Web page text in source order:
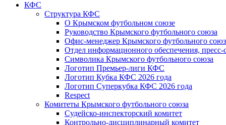
КФС
Структура КФС
О Крымском футбольном союзе
Руководство Крымского футбольного союза
Офис-менеджер Крымского футбольного
Отдел информационного обеспечения, пресс-
Символика Крымского футбольного союза
Логотип Премьер-лиги КФС
Логотип Кубка КФС 2026 года
Логотип Суперкубка КФС 2026 года
Respect
Комитеты Крымского футбольного союза
Судейско-инспекторский комитет
Контрольно-дисциплинарный комитет